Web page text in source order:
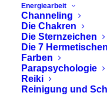
Energiearbeit
Channeling
Die Chakren
Die Sternzeichen
Die 7
Farben
Parapsychologie
Reiki
Reinigung und